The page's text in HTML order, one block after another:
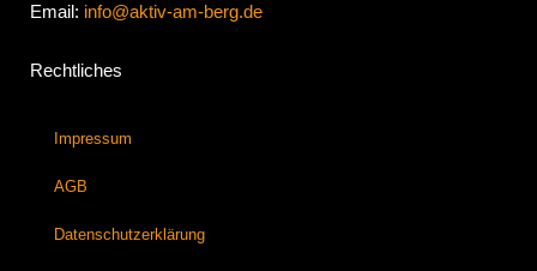
Email: info@aktiv-am-berg.de
Rechtliches
Impressum
AGB
Datenschutzerklärung